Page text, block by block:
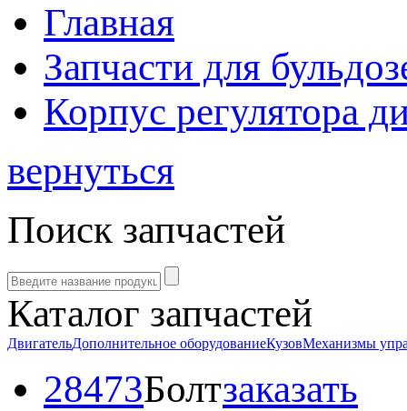
Главная
Запчасти для
Корпус регулятора
вернуться
Поиск запчастей
Каталог запчастей
ДвигательДополнительное оборудованиеКузовМеханизмы
28473Болтзаказать